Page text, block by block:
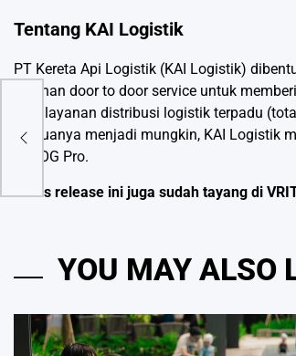
Tentang KAI Logistik
PT Kereta Api Logistik (KAI Logistik)
layanan door to door service untuk
jasa layanan distribusi logistik terpadu
semuanya menjadi mungkin, KAI Logistik
KALOG Pro.
Press release ini juga sudah tayang di
YOU MAY ALSO